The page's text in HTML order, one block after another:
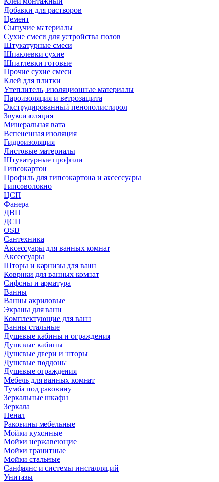
Добавки для растворов
Цемент
Сыпучие материалы
Сухие смеси для устройства полов
Штукатурные смеси
Шпаклевки сухие
Шпатлевки готовые
Прочие сухие смеси
Клей для плитки
Утеплитель, изоляционные материалы
Пароизоляция и ветрозащита
Экструдированный пенополистирол
Звукоизоляция
Минеральная вата
Вспененная изоляция
Гидроизоляция
Листовые материалы
Штукатурные профили
Гипсокартон
Профиль для гипсокартона и аксессуары
Гипсоволокно
ЦСП
Фанера
ДВП
ДСП
OSB
Сантехника
Аксессуары для ванных комнат
Аксессуары
Шторы и карнизы для ванн
Коврики для ванных комнат
Сифоны и арматура
Ванны
Ванны акриловые
Экраны для ванн
Комплектующие для ванн
Ванны стальные
Душевые кабины и ограждения
Душевые кабины
Душевые двери и шторы
Душевые поддоны
Душевые ограждения
Мебель для ванных комнат
Тумба под раковину
Зеркальные шкафы
Зеркала
Пенал
Раковины мебельные
Мойки кухонные
Мойки нержавеющие
Мойки гранитные
Мойки стальные
Санфаянс и системы инсталляций
Унитазы